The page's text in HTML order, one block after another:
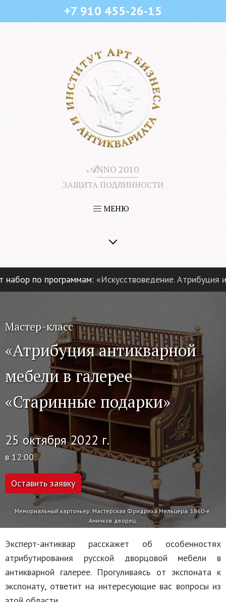
+7 910 455-26-15
𝒜NNO 2010
ЗАЩИТА ПОДЛИННОСТИ
МЕНЮ
по программам:«Искусствоведение. Атрибуция и
Мастер-класс
«Атрибуция антикварной
мебели в галерее
«Старинные подарки»
25 октября 2022 г.
в 12:00
Оставить заявку
Мемориальный картоньер. Мастерская Фридриха Мельцера. 1860-е.
Аничков дворец.
Эксперт-антиквар расскажет об особенностях
атрибутирования русской дворцовой мебели в
антикварной галерее. Прогуливаясь от экспоната к
экспонату, ответит на интересующие вас вопросы из